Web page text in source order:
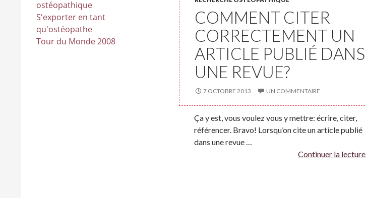
COMMENT CITER
CORRECTEMENT UN
ARTICLE PUBLIÉ DANS
UNE REVUE?
7 OCTOBRE 2013 UN COMMENTAIRE
Ça y est, vous voulez vous y mettre: écrire, citer,
référencer. Bravo! Lorsqu’on cite un article publié
dans une revue …
Continuer la lecture
ostéopathique
S'exporter en tant
qu'ostéopathe
Tour du Monde 2008